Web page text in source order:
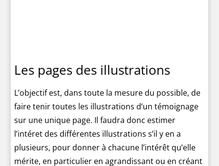
Les pages des illustrations
L’objectif est, dans toute la mesure du possible, de
faire tenir toutes les illustrations d’un témoignage
sur une unique page. Il faudra donc estimer
l’intéret des différentes illustrations s’il y en a
plusieurs, pour donner à chacune l’intérêt qu’elle
mérite, en particulier en agrandissant ou en créant